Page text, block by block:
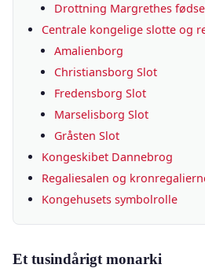
Drottning Margrethes
Centrale kongelige slotte og
Amalienborg
Christiansborg Slot
Fredensborg Slot
Marselisborg Slot
Gråsten Slot
Kongeskibet Dannebrog
Regaliesalen og
Kongehusets symbolrolle
Et tusindårigt monarki